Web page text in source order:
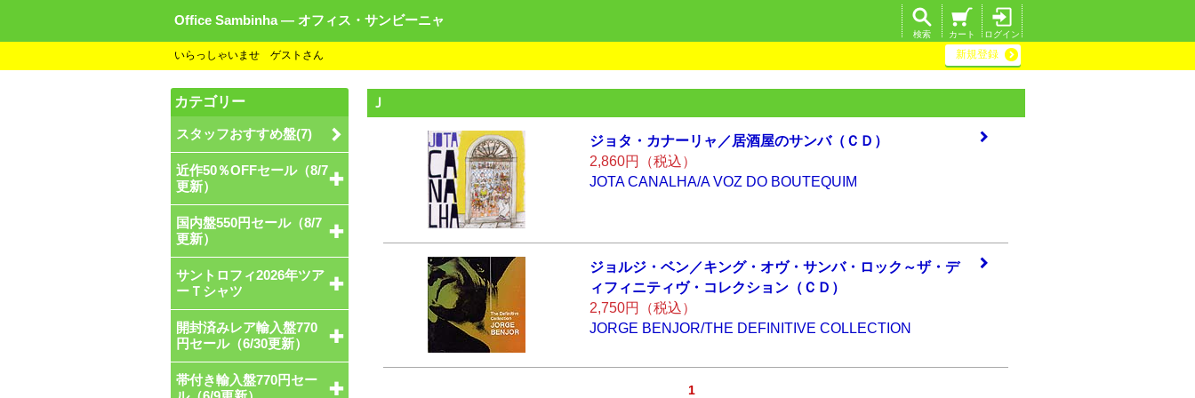
Office Sambinha ― オフィス・サンビーニャ
ログイン
カート
検索
いらっしゃいませ ゲストさん 新規登録
Ｊ
ジョタ・カナーリ ャ／居酒屋のサンバ（ＣＤ）
2,860円（税込）
JOTA CANALHA/A VOZ DO BOUTEQUIM
ジョルジ・ベン／キング・オヴ・サンバ・ロック～ザ・デ
ィフィニティ ヴ・コレクション（ＣＤ）
2,750円（税込）
JORGE BENJOR/THE DEFINITIVE COLLECTION
1
カテゴリー
スタッフおすすめ盤(7)
近作50％OFFセール（8/7
更新）
国内盤550円セール（8/7
更新）
サントロフィ2026年ツア
ーＴシャツ
開封済みレア輸入盤770
円セール（6/30更新）
帯付き輸入盤770円セー